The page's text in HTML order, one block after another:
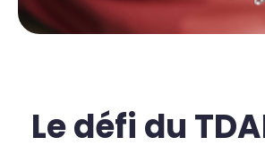
Le défi du